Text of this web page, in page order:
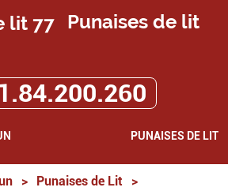
Punaises de lit
PUNAISES DE LIT
> Punaises de Lit
>